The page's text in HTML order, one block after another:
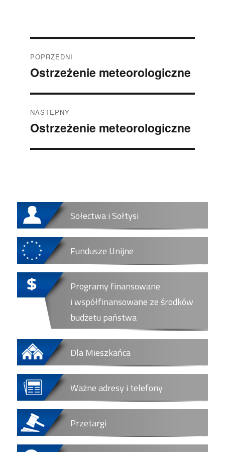
wpisu
POPRZEDNI
Poprzedni
Ostrzeżenie meteorologiczne
NASTĘPNY
Następny
Ostrzeżenie meteorologiczne
Sołectwa i Sołtysi
Fundusze Unijne
Programy finansowane
i współfinansowane ze środków
budżetu państwa
Dla Mieszkańca
Ważne adresy i telefony
Przetargi